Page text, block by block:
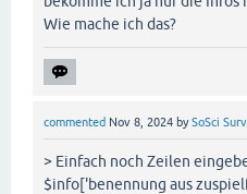
Wie mache ich das?
commented Nov 8, 2024 bySoSci
> Einfach noch Zeilen
$info['benennung aus